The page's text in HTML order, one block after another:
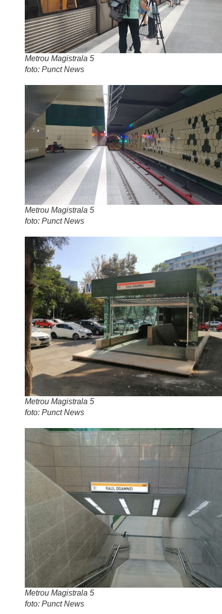
Metrou Magistrala 5
foto: Punct News
Metrou Magistrala 5
foto: Punct News
Metrou Magistrala 5
foto: Punct News
Metrou Magistrala 5
foto: Punct News